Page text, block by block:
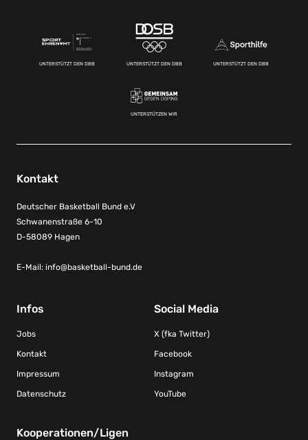
UNTERSTÜTZT DEN DBB UNTERSTÜTZT DEN DBB UNTERSTÜTZT DEN DBB
UNTERSTÜTZEN WIR
Kontakt
Deutscher Basketball Bund e.V
Schwanenstraße 6-10
D-58089 Hagen
E-Mail: info@basketball-bund.de
Infos
Jobs
Kontakt
Impressum
Datenschutz
Social Media
X (fka Twitter)
Facebook
Instagram
YouTube
Kooperationen/Ligen